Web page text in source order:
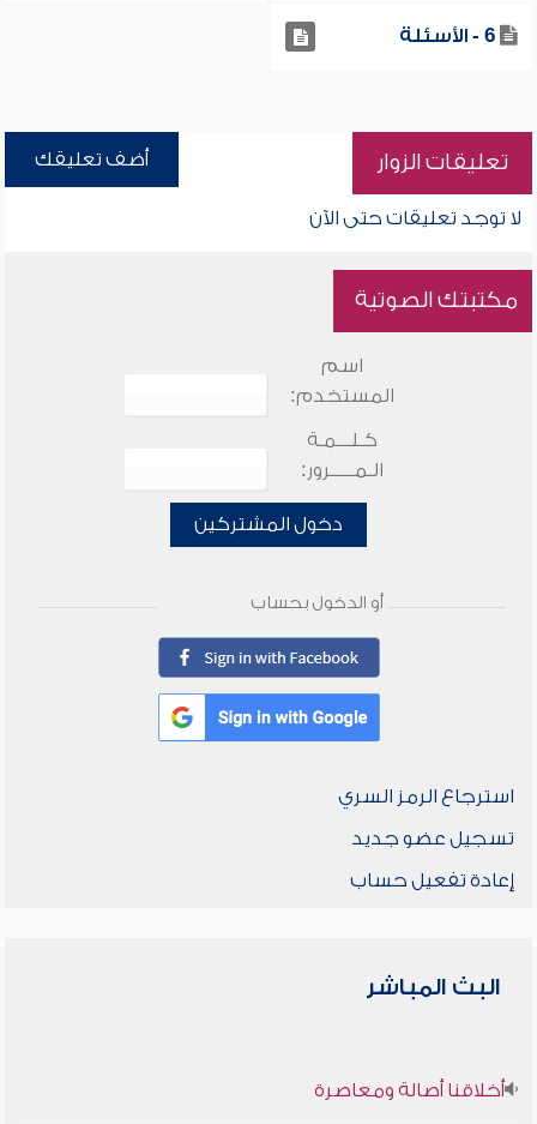
6 - الأسئلة
تعليقات الزوار أضف تعليقك
لا توجد تعليقات حتى الآن
مكتبتك الصوتية
اسم
المستخدم:
كـلـــمـة
الـمـــــرور:
دخول المشتركين
أو الدخول بحساب
استرجاع الرمز السري
تسجيل عضو جديد
إعادة تفعيل حساب
البث المباشر
أخلاقنا أصالة ومعاصرة